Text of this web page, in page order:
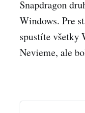
Snapdragon
Windows. Pre
spustíte všetky
Nevieme, ale